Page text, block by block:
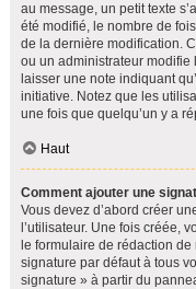
au message, un petit texte
été modifié, le nombre de
de la dernière modification.
ou un administrateur
laisser une note indiquant
initiative. Notez que les
une fois que quelqu’un y a
Haut
Comment ajouter une
Vous devez d’abord créer
l’utilisateur. Une fois créée,
le formulaire de rédaction
signature par défaut à tous
signature » à partir du